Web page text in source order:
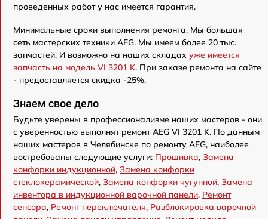
проведенных работ у нас имеется гарантия.
Минимальные сроки выполнения ремонта. Мы большая
сеть мастерских техники AEG. Мы имеем более 20 тыс.
запчастей. И возможно на наших складах уже имеется
запчасть на модель VI 3201 K. При заказе ремонта на сайте
- предоставляется скидка -25%.
Знаем свое дело
Будьте уверены в профессионализме наших мастеров - они
с уверенностью выполнят ремонт AEG VI 3201 K. По данным
наших мастеров в Челябинске по ремонту AEG, наиболее
востребованы следующие услуги: Прошивка, Замена
конфорки индукционной, Замена конфорки
стеклокерамической, Замена конфорки чугунной, Замена
инвентора в индукционной варочной панели, Ремонт
сенсора, Ремонт переключателя, Разблокировка варочной